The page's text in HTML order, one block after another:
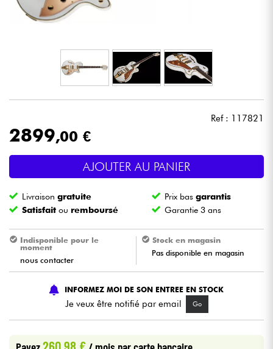
Casques
Eclairage
Batteries & Percu
Vents
Violons & Quatuor
Eveil Musical
Câbles & Access.
Ref : 117821
2899,00 €
AJOUTER AU PANIER
Livraisongratuite Prix basgarantis
Satisfait ou remboursé Garantie 3 ans
Indisponible pour le
moment
nous contacter
Stock en magasin
Pas disponible en magasin
INFORMEZ MOI DE SON ENTREE EN STOCK
Je veux être notifié par email Go